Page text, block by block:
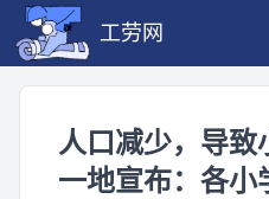
工劳网
人口减少，导致
一地宣布：各小